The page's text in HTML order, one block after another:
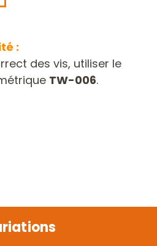
:
des vis, utiliser le
TW-006.